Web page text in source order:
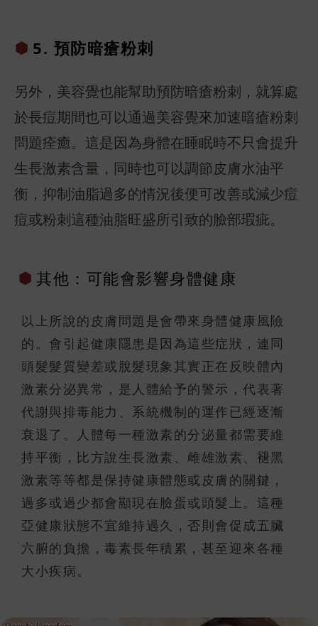
5. 預防暗瘡粉刺
另外，美容覺也能幫助預防暗瘡粉刺，就算處
於長痘期間也可以通過美容覺來加速暗瘡粉刺
問題痊癒。這是因為身體在睡眠時不只會提升
生長激素含量，同時也可以調節皮膚水油平
衡，抑制油脂過多的情況後便可改善或減少痘
痘或粉刺這種油脂旺盛所引致的臉部瑕疵。
其他：可能會影響身體健康
以上所說的皮膚問題是會帶來身體健康風險
的。會引起健康隱患是因為這些症狀，連同
頭髮髮質變差或脫髮現象其實正在反映體內
激素分泌異常，是人體給予的警示，代表著
代謝與排毒能力、系統機制的運作已經逐漸
衰退了。人體每一種激素的分泌量都需要維
持平衡，比方說生長激素、雌雄激素、褪黑
激素等等都是保持健康體態或皮膚的關鍵，
過多或過少都會顯現在臉蛋或頭髮上。這種
亞健康狀態不宜維持過久，否則會促成五臟
六腑的負擔，毒素長年積累，甚至迎來各種
大小疾病。